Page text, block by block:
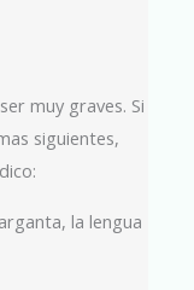
muy graves. Si
siguientes,
la lengua